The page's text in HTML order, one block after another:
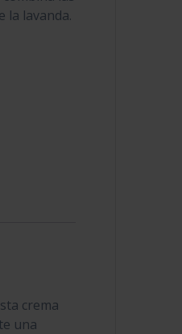
la lavanda.
crema
una